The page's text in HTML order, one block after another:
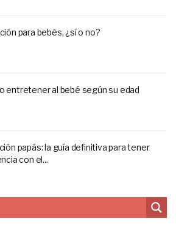
para bebés, ¿sí o no?
entretener al bebé según su edad
papás: la guía definitiva para tener
con el...